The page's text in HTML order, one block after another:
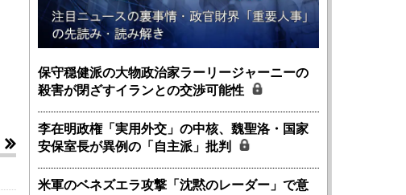
保守穏健派の大物政治家ラーリージャーニーの
殺害が閉ざすイランとの交渉可能性
李在明政権「実用外交」の中核、魏聖洛・国家
安保室長が異例の「自主派」批判
米軍のベネズエラ攻撃「沈黙のレーダー」で意